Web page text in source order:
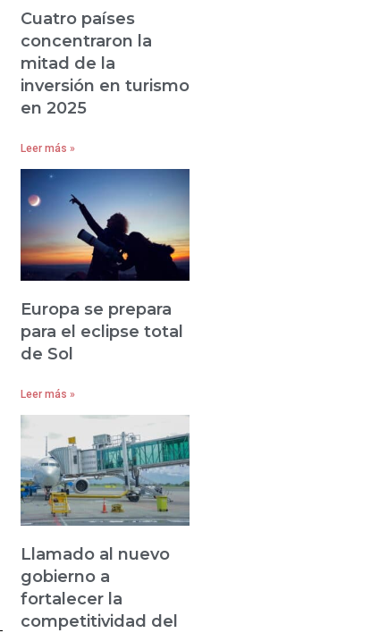
Cuatro países
concentraron la
mitad de la
inversión en turismo
en 2025
Leer más »
Europa se prepara
para el eclipse total
de Sol
Leer más »
Llamado al nuevo
gobierno a
fortalecer la
competitividad del